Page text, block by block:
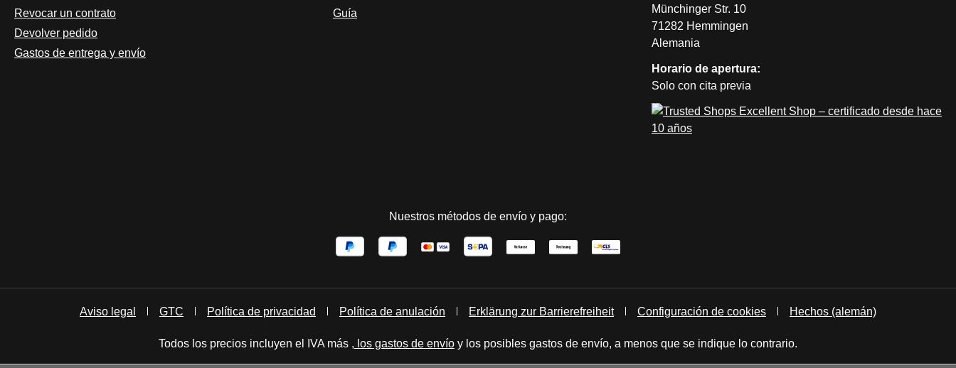
Revocar un contrato
Devolver pedido
Gastos de entrega y envío
Guía
Münchinger Str. 10
71282 Hemmingen
Alemania
Horario de apertura:
Solo con cita previa
Nuestros métodos de envío y pago:
Aviso legal GTC Política de privacidad Política de anulación Erklärung zur Barrierefreiheit Configuración de cookies Hechos (alemán)
Todos los precios incluyen el IVA más , los gastos de envío y los posibles gastos de envío, a menos que se indique lo contrario.